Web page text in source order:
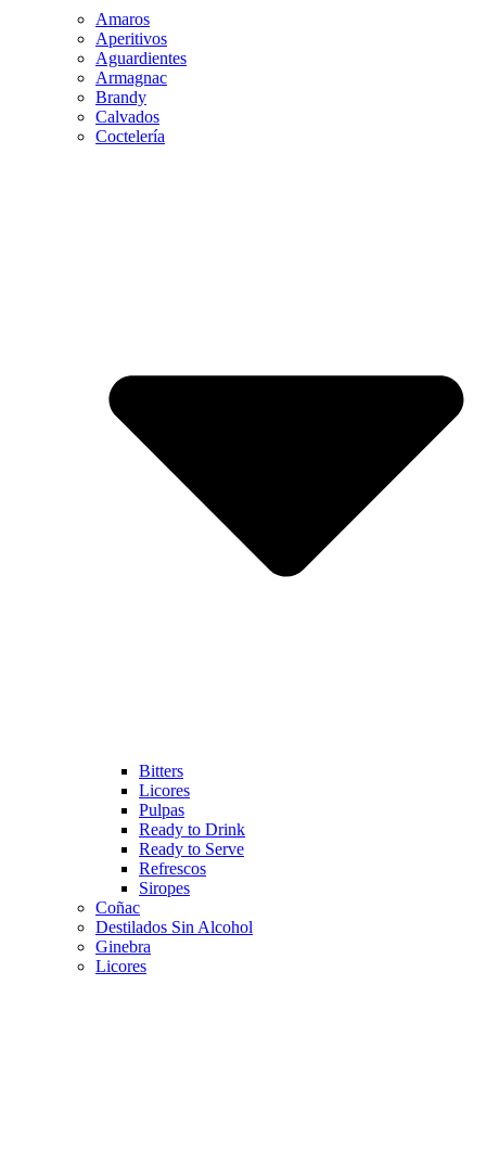
Amaros
Aperitivos
Aguardientes
Armagnac
Brandy
Calvados
Coctelería
Bitters
Licores
Pulpas
Ready to Drink
Ready to Serve
Refrescos
Siropes
Coñac
Destilados Sin Alcohol
Ginebra
Licores